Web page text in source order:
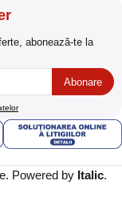
abonează-te la
Powered by Italic.